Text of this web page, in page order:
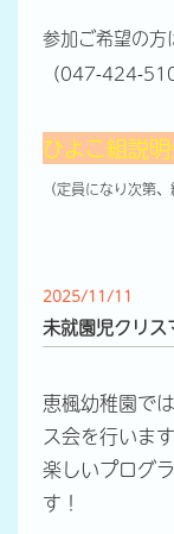
参加ご希望の方
（047-424-
ひよこ組説
（定員になり次第
2025/11/11
未就園児クリス
恵楓幼稚園で
ス会を行いま
楽しいプログ
す！